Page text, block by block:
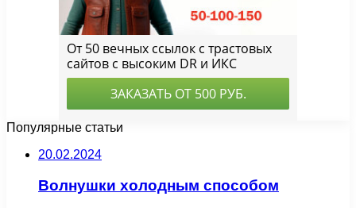
Популярные статьи
20.02.2024
Волнушки холодным способом